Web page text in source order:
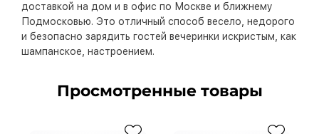
доставкой на дом и в офис по Москве и ближнему
Подмосковью. Это отличный способ весело, недорого
и безопасно зарядить гостей вечеринки искристым, как
шампанское, настроением.
Просмотренные товары